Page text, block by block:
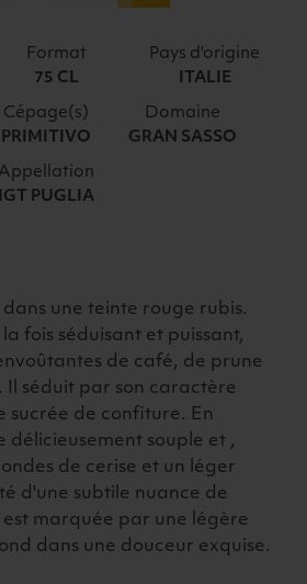
PRIMITIVO
SASSO
2025
ROUGE
Format
75 CL
Pays d'origine
ITALIE
Cépage(s)
PRIMITIVO
Domaine
GRAN SASSO
Appellation
IGT PUGLIA
dans une teinte rouge rubis.
fois séduisant et puissant,
de café, de prune
Il séduit par son caractère
sucrée de confiture. En
délicieusement souple et ,
de cerise et un léger
d'une subtile nuance de
marquée par une légère
dans une douceur exquise.